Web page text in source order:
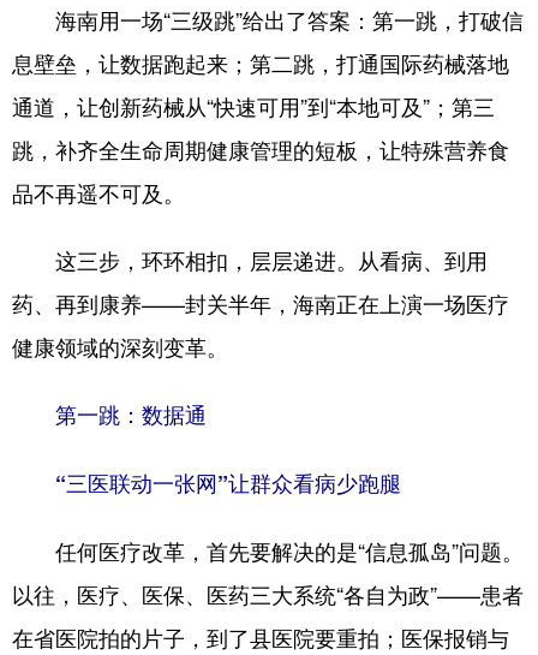
海南用一场“三级跳”给出了答案：第一跳，打破信
息壁垒，让数据跑起来；第二跳，打通国际药械落地
通道，让创新药械从“快速可用”到“本地可及”；第三
跳，补齐全生命周期健康管理的短板，让特殊营养食
品不再遥不可及。
这三步，环环相扣，层层递进。从看病、到用
药、再到康养——封关半年，海南正在上演一场医疗
健康领域的深刻变革。
第一跳：数据通
“三医联动一张网”让群众看病少跑腿
任何医疗改革，首先要解决的是“信息孤岛”问题。
以往，医疗、医保、医药三大系统“各自为政”——患者
在省医院拍的片子，到了县医院要重拍；医保报销与